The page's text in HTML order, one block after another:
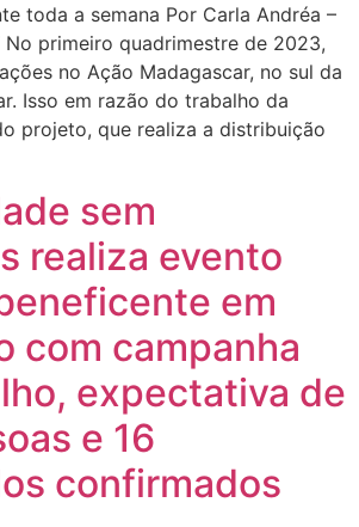
toda a semana Por Carla Andréa –
No primeiro quadrimestre de 2023,
no Ação Madagascar, no sul da
Isso em razão do trabalho da
projeto, que realiza a distribuição
sem
realiza evento
em
com campanha
expectativa de
e 16
confirmados